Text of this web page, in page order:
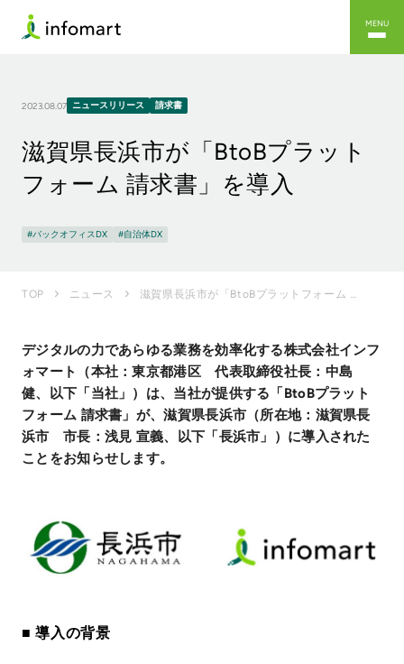
MENU
2023.08.07 ニュースリリース 請求書
滋賀県長浜市が「BtoBプラット
フォーム 請求書」を導入
バックオフィスDX 自治体DX
TOP ニュース
デジタルの力であらゆる業務を効率化する株式会社インフ
ォマート（本社：東京都港区 代表取締役社長：中島
健、以下「当社」）は、当社が提供する「BtoBプラット
フォーム 請求書」が、滋賀県長浜市（所在地：滋賀県長
浜市 市長：浅見 宣義、以下「長浜市」）に導入された
ことをお知らせします。
■ 導入の背景